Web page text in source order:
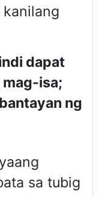
dapat
mag-isa;
ng
sa tubig